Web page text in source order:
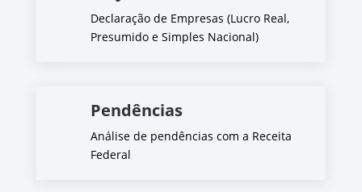
Declaração de Empresas (Lucro Real,
Presumido e Simples Nacional)
Pendências
Análise de pendências com a Receita
Federal